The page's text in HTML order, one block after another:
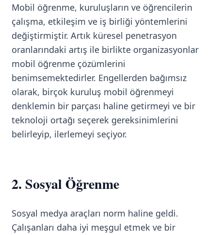
Mobil öğrenme, kuruluşların ve öğrencilerin
çalışma, etkileşim ve iş birliği yöntemlerini
değiştirmiştir. Artık küresel penetrasyon
oranlarındaki artış ile birlikte organizasyonlar
mobil öğrenme çözümlerini
benimsemektedirler. Engellerden bağımsız
olarak, birçok kuruluş mobil öğrenmeyi
denklemin bir parçası haline getirmeyi ve bir
teknoloji ortağı seçerek gereksinimlerini
belirleyip, ilerlemeyi seçiyor.
2. Sosyal Öğrenme
Sosyal medya araçları norm haline geldi.
Çalışanları daha iyi meşgul etmek ve bir